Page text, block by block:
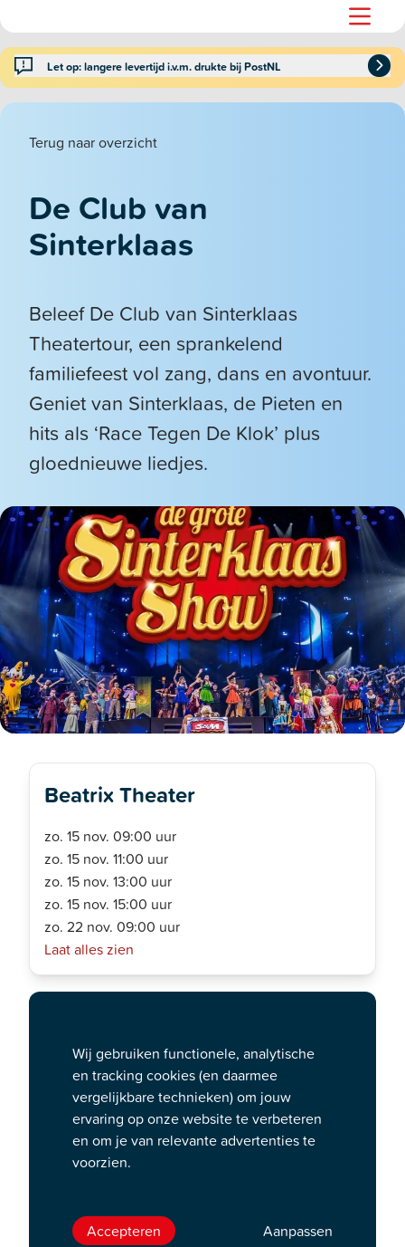
Let op: langere levertijd i.v.m. drukte bij PostNL
Terug naar overzicht
De Club van
Sinterklaas
Beleef De Club van Sinterklaas
Theatertour, een sprankelend
familiefeest vol zang, dans en avontuur.
Geniet van Sinterklaas, de Pieten en
hits als ‘Race Tegen De Klok’ plus
gloednieuwe liedjes.
Magische Sinterklaasshow
exclusief in Scheveningen
De Club van Sinterklaas Theatertour is een magisch
familie-avontuur voor jong en oud!
Duik in een spannend verhaal met Sinterklaas en zijn
show zorgt voor blije gezichtjes op het puntje van de
Beatrix Theater
zo. 15 nov. 09:00 uur
zo. 15 nov. 11:00 uur
zo. 15 nov. 13:00 uur
zo. 15 nov. 15:00 uur
zo. 22 nov. 09:00 uur
Laat alles zien
Wij gebruiken functionele, analytische
en tracking cookies (en daarmee
vergelijkbare technieken) om jouw
ervaring op onze website te verbeteren
en om je van relevante advertenties te
voorzien.
Accepteren Aanpassen